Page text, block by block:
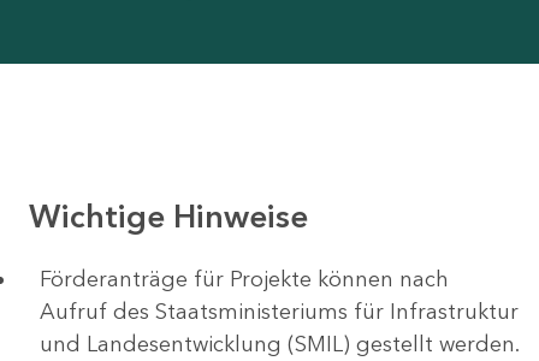
Wichtige Hinweise
Förderanträge für Projekte können nach
Aufruf des Staatsministeriums für Infrastruktur
und Landesentwicklung (SMIL) gestellt werden.